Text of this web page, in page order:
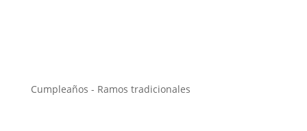
Cumpleaños - Ramos tradicionales